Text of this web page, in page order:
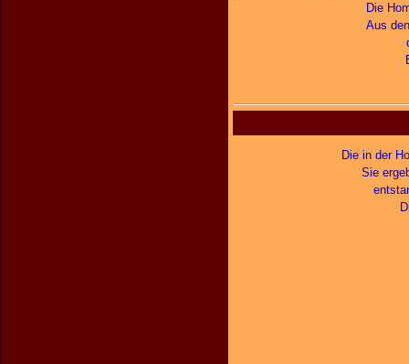
Die
Aus
Die in der
Sie